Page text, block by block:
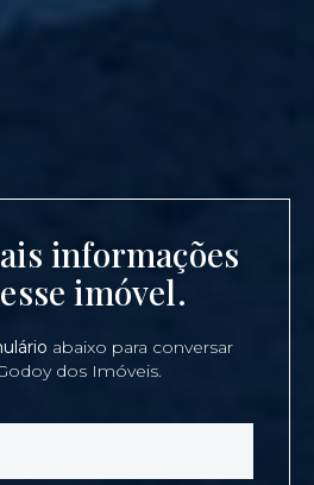
informações
imóvel.
abaixo para conversar
dos Imóveis.